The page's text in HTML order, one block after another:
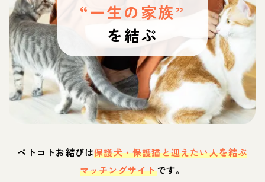
“一生の家族”
を結ぶ
ペトコトお結びは保護犬・保護猫と迎えたい人を結ぶ
マッチングサイトです。